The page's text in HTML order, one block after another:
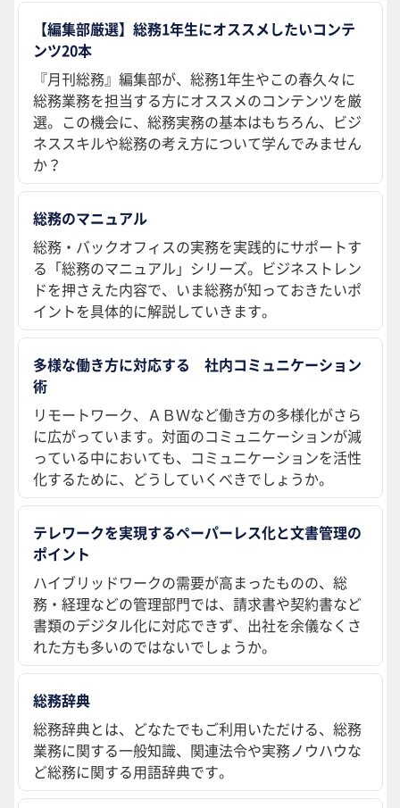
【編集部厳選】総務1年生にオススメしたいコンテ
ンツ20本
『月刊総務』編集部が、総務1年生やこの春久々に
総務業務を担当する方にオススメのコンテンツを厳
選。この機会に、総務実務の基本はもちろん、ビジ
ネススキルや総務の考え方について学んでみません
か？
総務のマニュアル
総務・バックオフィスの実務を実践的にサポートす
る「総務のマニュアル」シリーズ。ビジネストレン
ドを押さえた内容で、いま総務が知っておきたいポ
イントを具体的に解説していきます。
多様な働き方に対応する 社内コミュニケーション
術
リモートワーク、ＡＢＷなど働き方の多様化がさら
に広がっています。対面のコミュニケーションが減
っている中においても、コミュニケーションを活性
化するために、どうしていくべきでしょうか。
テレワークを実現するペーパーレス化と文書管理の
ポイント
ハイブリッドワークの需要が高まったものの、総
務・経理などの管理部門では、請求書や契約書など
書類のデジタル化に対応できず、出社を余儀なくさ
れた方も多いのではないでしょうか。
総務辞典
総務辞典とは、どなたでもご利用いただける、総務
業務に関する一般知識、関連法令や実務ノウハウな
ど総務に関する用語辞典です。